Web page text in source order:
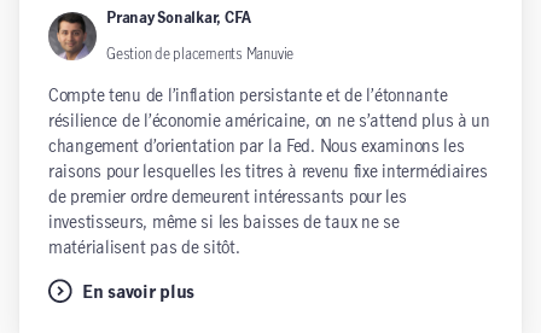
Pranay Sonalkar, CFA
Gestion de placements Manuvie
Compte tenu de l’inflation persistante et de l’étonnante
résilience de l’économie américaine, on ne s’attend plus à un
changement d’orientation par la Fed. Nous examinons les
raisons pour lesquelles les titres à revenu fixe intermédiaires
de premier ordre demeurent intéressants pour les
investisseurs, même si les baisses de taux ne se
matérialisent pas de sitôt.
En savoir plus